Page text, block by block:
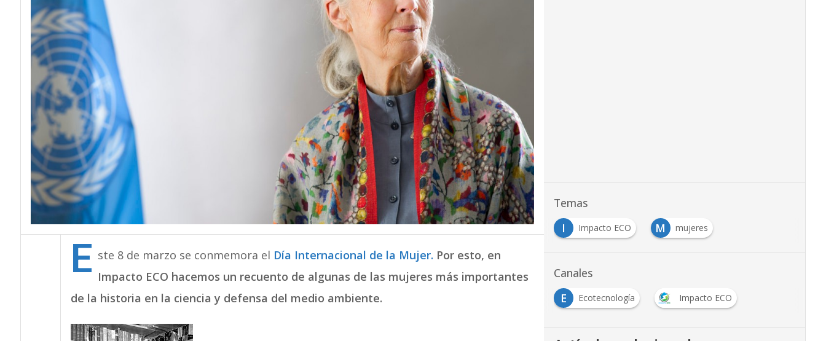
E ste 8 de marzo se conmemora el Día Internacional de la Mujer. Por esto, en
Impacto ECO hacemos un recuento de algunas de las mujeres más importantes
de la historia en la ciencia y defensa del medio ambiente.
Temas
I
Impacto ECO M mujeres
Canales
E
Ecotecnología Impacto ECO